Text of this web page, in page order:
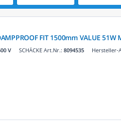
FIT 1500mm VALUE
SCHÄCKE Art.Nr.: 8094535
V Hersteller-